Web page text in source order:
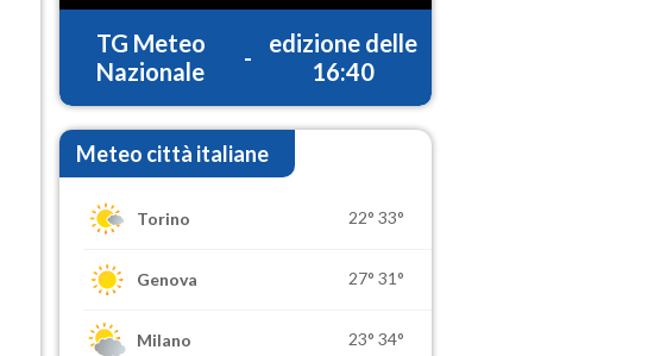
TG Meteo
Nazionale
-
edizione delle
16:40
Meteo città italiane
Torino 22° 33°
Genova 27° 31°
Milano 23° 34°